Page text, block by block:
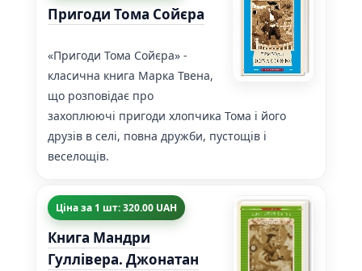
Пригоди Тома Сойєра
«Пригоди Тома Сойєра» -
класична книга Марка Твена,
що розповідає про
захоплюючі пригоди хлопчика Тома і його
друзів в селі, повна дружби, пустощів і
веселощів.
Ціна за 1 шт: 320.00 UAH
Книга Мандри
Гуллівера. Джонатан